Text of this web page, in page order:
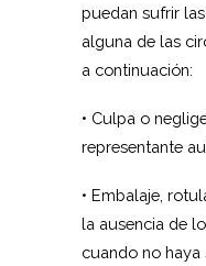
puedan sufrir
alguna de las
a continuación:
• Culpa o
representante
• Embalaje,
la ausencia de
cuando no haya